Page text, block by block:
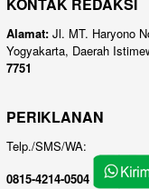
KONTAK REDAKSI
Alamat: Jl. MT. Haryono
Yogyakarta, Daerah
7751
PERIKLANAN
Telp./SMS/WA:
0815-4214-0504